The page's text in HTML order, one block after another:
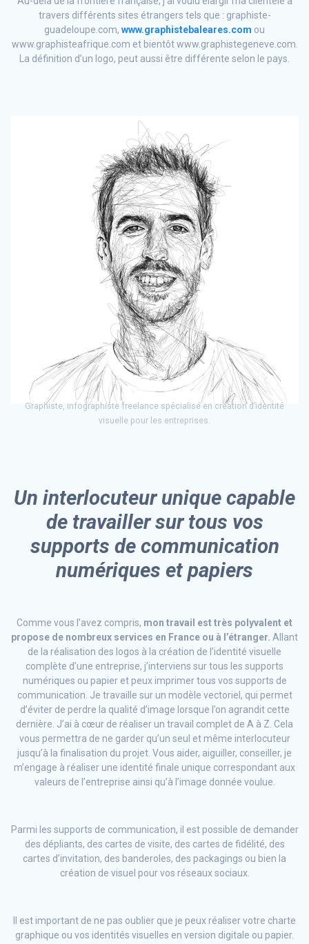
travers différents sites étrangers tels que : graphiste-
guadeloupe.com, www.graphistebaleares.com ou
www.graphisteafrique.com et bientôt www.graphistegeneve.com.
La définition d’un logo, peut aussi être différente selon le pays.
Graphiste, infographiste freelance spécialisé en création d’identité
visuelle pour les entreprises.
Un interlocuteur unique capable
de travailler sur tous vos
supports de communication
numériques et papiers
Comme vous l’avez compris, mon travail est très polyvalent et
propose de nombreux services en France ou à l’étranger. Allant
de la réalisation des logos à la création de l’identité visuelle
complète d’une entreprise, j’interviens sur tous les supports
numériques ou papier et peux imprimer tous vos supports de
communication. Je travaille sur un modèle vectoriel, qui permet
d’éviter de perdre la qualité d’image lorsque l’on agrandit cette
dernière. J’ai à cœur de réaliser un travail complet de A à Z. Cela
vous permettra de ne garder qu’un seul et même interlocuteur
jusqu’à la finalisation du projet. Vous aider, aiguiller, conseiller, je
m’engage à réaliser une identité finale unique correspondant aux
valeurs de l’entreprise ainsi qu’à l’image donnée voulue.
Parmi les supports de communication, il est possible de demander
des dépliants, des cartes de visite, des cartes de fidélité, des
cartes d’invitation, des banderoles, des packagings ou bien la
création de visuel pour vos réseaux sociaux.
Il est important de ne pas oublier que je peux réaliser votre charte
graphique ou vos identités visuelles en version digitale ou papier.